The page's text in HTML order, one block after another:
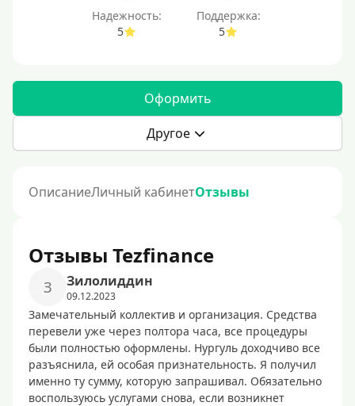
Надежность:
5
Поддержка:
5
Оформить
Другое
ОписаниеЛичный кабинетОтзывы
Отзывы Tezfinance
З Зилолиддин
09.12.2023
Замечательный коллектив и организация. Средства
перевели уже через полтора часа, все процедуры
были полностью оформлены. Нургуль доходчиво все
разъяснила, ей особая признательность. Я получил
именно ту сумму, которую запрашивал. Обязательно
воспользуюсь услугами снова, если возникнет